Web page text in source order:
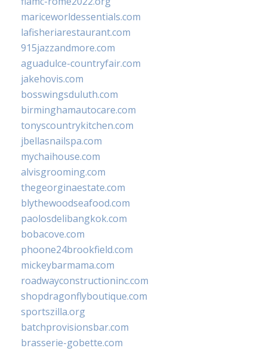
mariceworldessentials.com
lafisheriarestaurant.com
915jazzandmore.com
aguadulce-countryfair.com
jakehovis.com
bosswingsduluth.com
birminghamautocare.com
tonyscountrykitchen.com
jbellasnailspa.com
mychaihouse.com
alvisgrooming.com
thegeorginaestate.com
blythewoodseafood.com
paolosdelibangkok.com
bobacove.com
phoone24brookfield.com
mickeybarmama.com
roadwayconstructioninc.com
shopdragonflyboutique.com
sportszilla.org
batchprovisionsbar.com
brasserie-gobette.com